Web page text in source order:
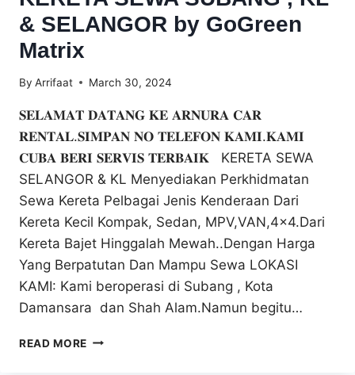
& SELANGOR by GoGreen
Matrix
By Arrifaat March 30, 2024
𝐒𝐄𝐋𝐀𝐌𝐀𝐓 𝐃𝐀𝐓𝐀𝐍𝐆 𝐊𝐄 𝐀𝐑𝐍𝐔𝐑𝐀 𝐂𝐀𝐑
𝐑𝐄𝐍𝐓𝐀𝐋.𝐒𝐈𝐌𝐏𝐀𝐍 𝐍𝐎 𝐓𝐄𝐋𝐄𝐅𝐎𝐍 𝐊𝐀𝐌𝐈.𝐊𝐀𝐌𝐈
𝐂𝐔𝐁𝐀 𝐁𝐄𝐑𝐈 𝐒𝐄𝐑𝐕𝐈𝐒 𝐓𝐄𝐑𝐁𝐀𝐈𝐊 KERETA SEWA
SELANGOR & KL Menyediakan Perkhidmatan
Sewa Kereta Pelbagai Jenis Kenderaan Dari
Kereta Kecil Kompak, Sedan, MPV,VAN,4×4.Dari
Kereta Bajet Hinggalah Mewah..Dengan Harga
Yang Berpatutan Dan Mampu Sewa LOKASI
KAMI: Kami beroperasi di Subang , Kota
Damansara dan Shah Alam.Namun begitu…
READ MORE ARNURA